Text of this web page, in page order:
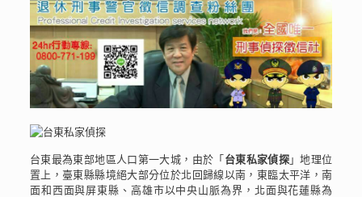
台東最為東部地區人口第一大城，由於「台東私家偵探」地理位
置上，臺東縣縣境絕大部分位於北回歸線以南，東臨太平洋，南
面和西面與屏東縣、高雄市以中央山脈為界，北面與花蓮縣為